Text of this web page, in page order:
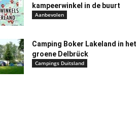
kampeerwinkel in de buurt
Aanbevolen
Camping Boker Lakeland in het
groene Delbrück
Campings Duitsland